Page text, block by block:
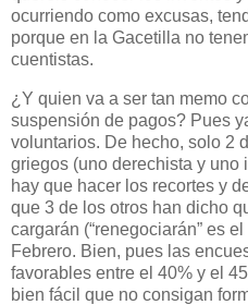
ocurriendo como excusas,
porque en la Gacetilla no
cuentistas.
¿Y quien va a ser tan memo
suspensión de pagos? Pues
voluntarios. De hecho, solo 2
griegos (uno derechista y uno
hay que hacer los recortes y d
que 3 de los otros han dicho
cargarán (“renegociarán” es
Febrero. Bien, pues las
favorables entre el 40% y el
bien fácil que no consigan